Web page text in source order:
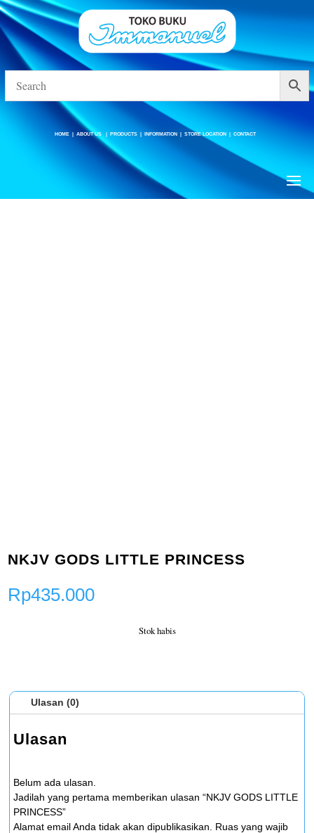
ABOUT US |STORE LOCATION
HOME |ABOUT US |PRODUCTS |INFORMATION |STORE LOCATION |CONTACT
NKJV GODS LITTLE PRINCESS
Rp435.000
Stok habis
Ulasan (0)
Ulasan
Belum ada ulasan.
Jadilah yang pertama memberikan ulasan “NKJV GODS LITTLE
PRINCESS”
Alamat email Anda tidak akan dipublikasikan.
Ruas yang wajib